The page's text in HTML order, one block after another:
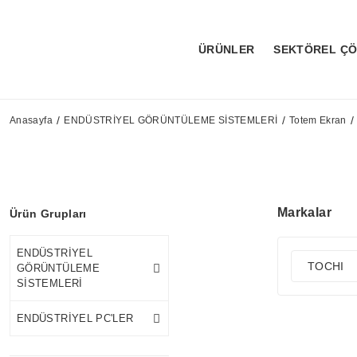
ÜRÜNLER SEKTÖREL
Anasayfa ENDÜSTRİYEL GÖRÜNTÜLEME SİSTEMLERİ Totem Ekran
Ürün Grupları
ENDÜSTRİYEL
GÖRÜNTÜLEME
SİSTEMLERİ
ENDÜSTRİYEL PC'LER
Markalar
TOCHI